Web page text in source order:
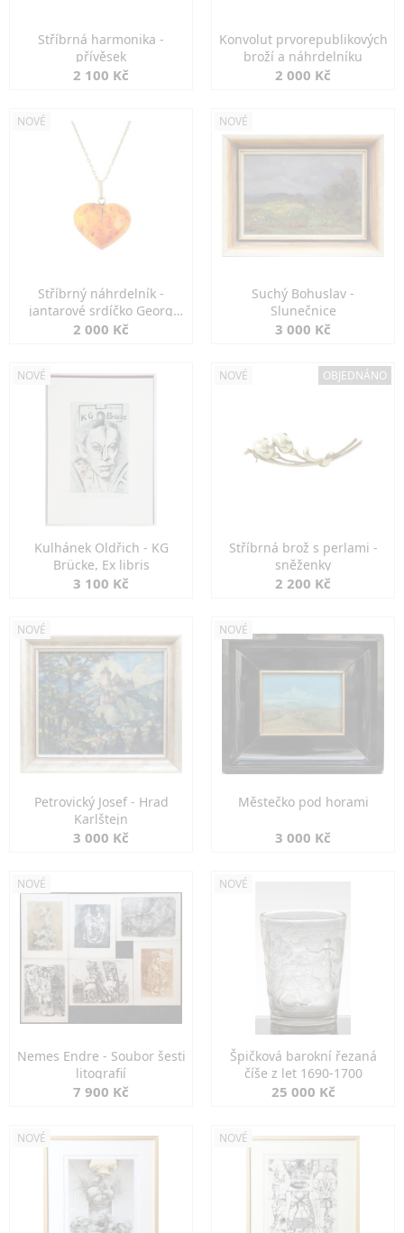
Stříbrná harmonika -
přívěsek
2 100 Kč
Konvolut prvorepublikových
broží a náhrdelníku
2 000 Kč
NOVÉ
Stříbrný náhrdelník -
jantarové srdíčko Georg
Kramer
2 000 Kč
NOVÉ
Suchý Bohuslav -
Slunečnice
3 000 Kč
NOVÉ
Kulhánek Oldřich - KG
Brücke, Ex libris
3 100 Kč
NOVÉ OBJEDNÁNO
Stříbrná brož s perlami -
sněženky
2 200 Kč
NOVÉ
Petrovický Josef - Hrad
Karlštejn
3 000 Kč
NOVÉ
Městečko pod horami
3 000 Kč
NOVÉ
Nemes Endre - Soubor šesti
litografií
7 900 Kč
NOVÉ
Špičková barokní řezaná
číše z let 1690-1700
25 000 Kč
NOVÉ NOVÉ